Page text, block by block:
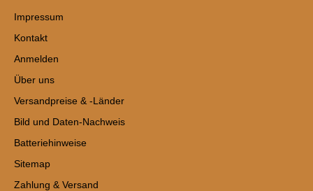
Impressum
Kontakt
Anmelden
Über uns
Versandpreise & -Länder
Bild und Daten-Nachweis
Batteriehinweise
Sitemap
Zahlung & Versand